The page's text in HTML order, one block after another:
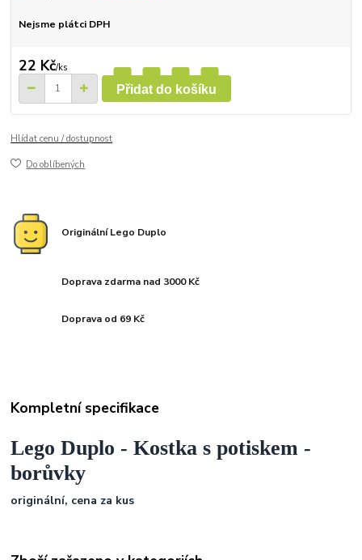
Nejsme plátci DPH
22 Kč/ks
Přidat do košíku
Hlídat cenu / dostupnost
Do oblíbených
Originální Lego Duplo
Doprava zdarma nad 3000 Kč
Doprava od 69 Kč
Kompletní specifikace
Lego Duplo - Kostka s potiskem -
borůvky
originální, cena za kus